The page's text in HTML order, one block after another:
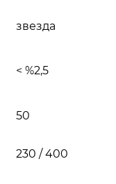
звезда
< %2,5
50
230 / 400